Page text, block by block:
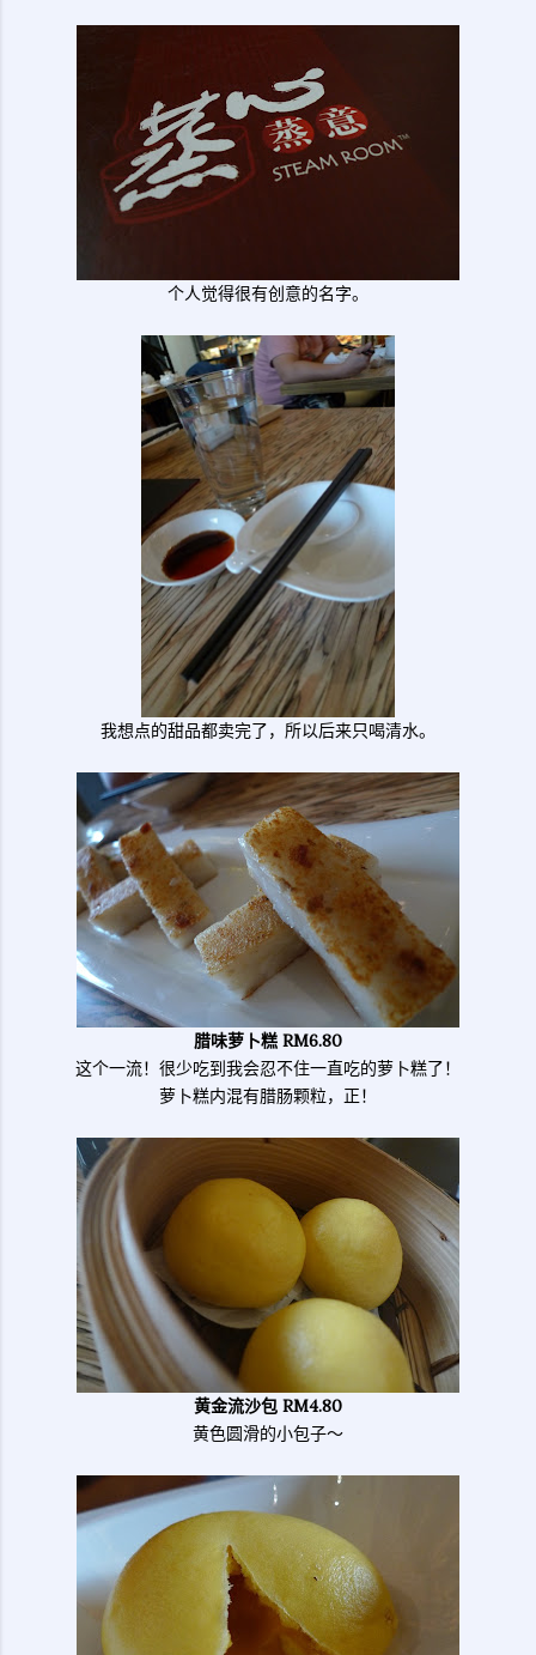
个人觉得很有创意的名字。
我想点的甜品都卖完了，所以后来只喝清水。
腊味萝卜糕 RM6.80
这个一流！很少吃到我会忍不住一直吃的萝卜糕了！
萝卜糕内混有腊肠颗粒，正！
黄金流沙包 RM4.80
黄色圆滑的小包子～